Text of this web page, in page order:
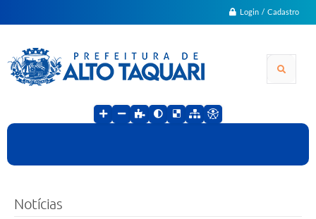
Login / Cadastro
Notícias